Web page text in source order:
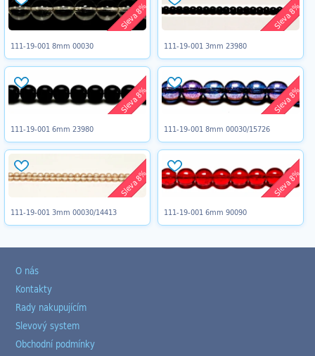
Sleva 8%
111-19-001 8mm 00030
Sleva 8%
111-19-001 3mm 23980
Sleva 8%
111-19-001 6mm 23980
Sleva 8%
111-19-001 8mm 00030/15726
Sleva 8%
111-19-001 3mm 00030/14413
Sleva 8%
111-19-001 6mm 90090
O nás
Kontakty
Rady nakupujícím
Slevový system
Obchodní podmínky